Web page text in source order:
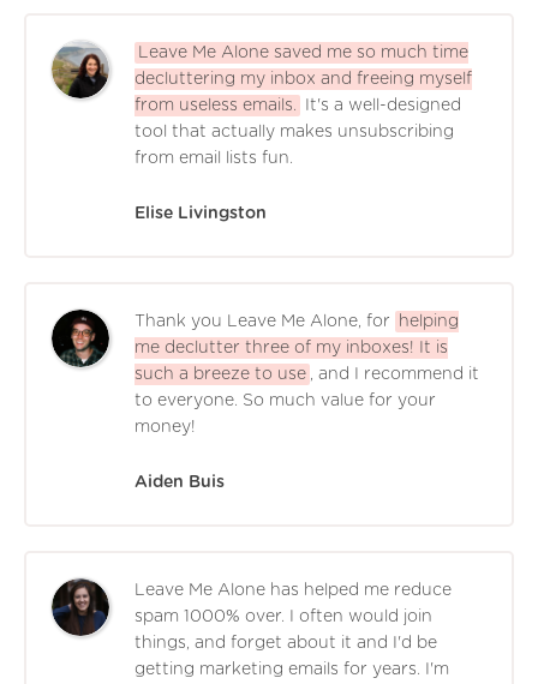
Leave Me Alone saved me so much time
decluttering my inbox and freeing myself
from useless emails.
It's a well-designed
tool that actually makes unsubscribing
from email lists fun.
Elise Livingston
Thank you Leave Me Alone, for
helping
me declutter three of my inboxes! It is
such a breeze to use , and I recommend it
to everyone. So much value for your
money!
Aiden Buis
Leave Me Alone has helped me reduce
spam 1000% over. I often would join
things, and forget about it and I'd be
getting marketing emails for years. I'm